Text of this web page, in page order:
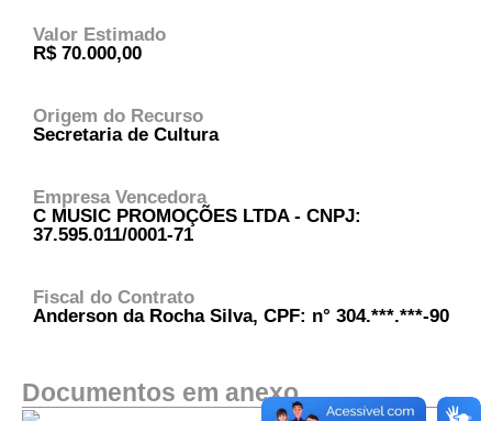
Valor Estimado
R$ 70.000,00
Origem do Recurso
Secretaria de Cultura
Empresa Vencedora
C MUSIC PROMOÇÕES LTDA - CNPJ:
37.595.011/0001-71
Fiscal do Contrato
Anderson da Rocha Silva, CPF: n° 304.***.***-90
Documentos em anexo